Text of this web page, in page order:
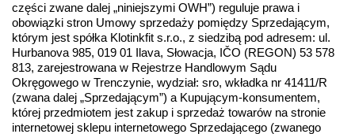
części zwane dalej „niniejszymi OWH”) reguluje prawa i
obowiązki stron Umowy sprzedaży pomiędzy Sprzedającym,
którym jest spółka Klotinkfit s.r.o., z siedzibą pod adresem: ul.
Hurbanova 985, 019 01 Ilava, Słowacja, IČO (REGON) 53 578
813, zarejestrowana w Rejestrze Handlowym Sądu
Okręgowego w Trenczynie, wydział: sro, wkładka nr 41411/R
(zwana dalej „Sprzedającym”) a Kupującym-konsumentem,
której przedmiotem jest zakup i sprzedaż towarów na stronie
internetowej sklepu internetowego Sprzedającego (zwanego